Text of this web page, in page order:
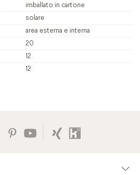
imballato in cartone
solare
area esterna e interna
20
12
12